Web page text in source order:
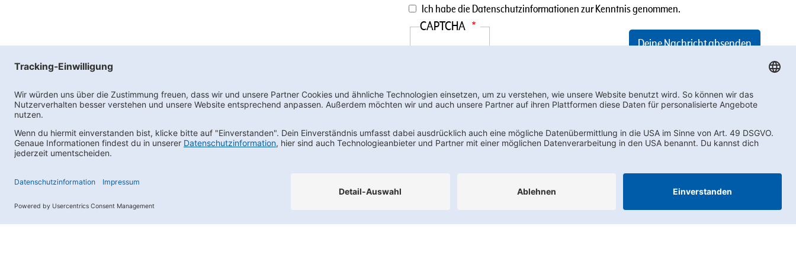
Datenschutzinformationen
Ich habe die Datenschutzinformationenzur Kenntnis genommen.
CAPTCHA
Newsletter bestellen
Footernav
FAQs AEB Compliance Impressum